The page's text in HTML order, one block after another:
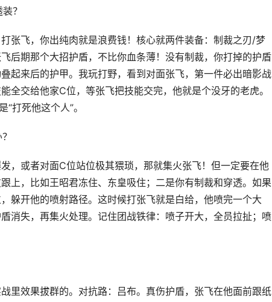
？
张飞，你出纯肉就是浪费钱！核心就两件装备：制裁之刃/梦
后期那个大招护盾，不比你血条薄！没有制裁，你打掉的护盾
起来后的护甲。我玩打野，看到对面张飞，第一件必出暗影战
全交给他家C位，等张飞把技能交完，他就是个没牙的老虎。
打死他这个人”。
，或者对面C位站位极其猥琐，那就集火张飞！但一定要在他
上，比如王昭君冻住、东皇吸住；二是你有制裁和穿透。如果
躲开他的喷射路径。这时候打张飞就是白给，他喷完一个大
消失，再集火处理。记住团战铁律：喷子开大，全员拉扯；喷
里效果拔群的。对抗路：吕布。真伤护盾，张飞在他面前跟纸